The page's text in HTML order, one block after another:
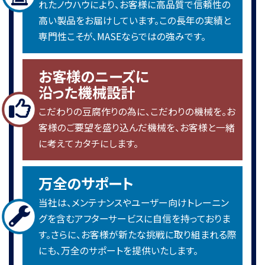
2024年 お盆休暇に関するご案内
今年も暑い夏がやってきました。 皆様、熱中症などに気をつけてお身
体ご自愛ください。 弊社のお...
2024.6 韓国のスンドゥブ専門店にミニスターを導入しまし
韓国、江南（カンナム）のスンドゥブ専門店様にミニスターを導入させ
ていただきました。 店舗には...
2024.4.17 新工場の竣工式を迎えました。
２０２３年秋より工事をはじめ、無事に２０２４年４月１７日に竣工式
を迎えることが出来ました。...
2024年 GWのお休みについて
2024年のGWは5/3（金）～5/6（月）まで休業させていただきます。 緊
急メンテナンスはと5/5（日）...
2024年２月 ハワイのALOHA TOFU FACTORY様に大豆
定量機～連続釜、凝固機を導入させていただきました！
れたノウハウにより、お客様に高品質で信頼性の
高い製品をお届けしています。この長年の実績と
専門性こそが、MASEならではの強みです。
お客様のニーズに
沿った機械設計
こだわりの豆腐作りの為に、こだわりの機械を。お
客様のご要望を盛り込んだ機械を、お客様と一緒
に考えてカタチにします。
万全のサポート
当社は、メンテナンスやユーザー向けトレーニン
グを含むアフターサービスに自信を持っておりま
す。さらに、お客様が新たな挑戦に取り組まれる際
にも、万全のサポートを提供いたします。